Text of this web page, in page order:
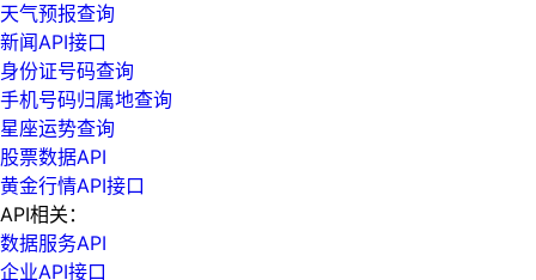
天气预报查询
新闻API接口
身份证号码查询
手机号码归属地查询
星座运势查询
股票数据API
黄金行情API接口
API相关：
数据服务API
企业API接口